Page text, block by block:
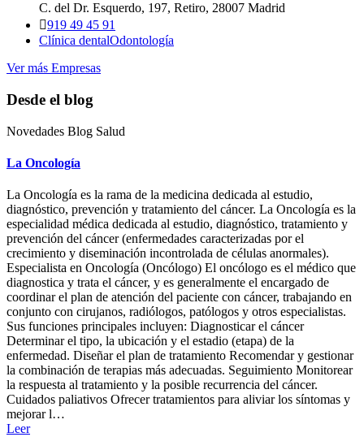
C. del Dr. Esquerdo, 197, Retiro, 28007 Madrid
919 49 45 91
Clínica dentalOdontología
Ver más Empresas
Desde el blog
Novedades Blog Salud
La Oncología
La Oncología es la rama de la medicina dedicada al estudio,
diagnóstico, prevención y tratamiento del cáncer. La Oncología es la
especialidad médica dedicada al estudio, diagnóstico, tratamiento y
prevención del cáncer (enfermedades caracterizadas por el
crecimiento y diseminación incontrolada de células anormales).
Especialista en Oncología (Oncólogo) El oncólogo es el médico que
diagnostica y trata el cáncer, y es generalmente el encargado de
coordinar el plan de atención del paciente con cáncer, trabajando en
conjunto con cirujanos, radiólogos, patólogos y otros especialistas.
Sus funciones principales incluyen: Diagnosticar el cáncer
Determinar el tipo, la ubicación y el estadio (etapa) de la
enfermedad. Diseñar el plan de tratamiento Recomendar y gestionar
la combinación de terapias más adecuadas. Seguimiento Monitorear
la respuesta al tratamiento y la posible recurrencia del cáncer.
Cuidados paliativos Ofrecer tratamientos para aliviar los síntomas y
mejorar l…
Leer